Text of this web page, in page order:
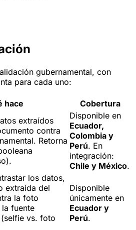
gubernamental, con
para cada uno:
hace Cobertura
extraídos
contra
Retorna
Disponible en
Ecuador,
Colombia y
Perú. En
integración:
Chile y México.
los datos,
extraída del
la foto
fuente
vs. foto
Disponible
únicamente en
Ecuador y
Perú.